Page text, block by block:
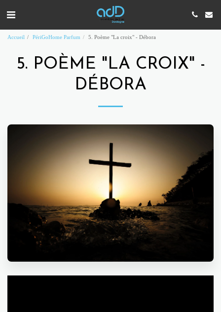
Accueil PériGoHome Parfum 5. Poème "La croix" - Débora
5. POÈME "LA CROIX" -
DÉBORA